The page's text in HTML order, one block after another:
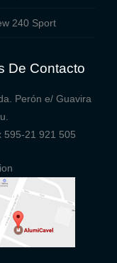
240 Sport
De Contacto
Perón e/ Guavira
595-21 921 505